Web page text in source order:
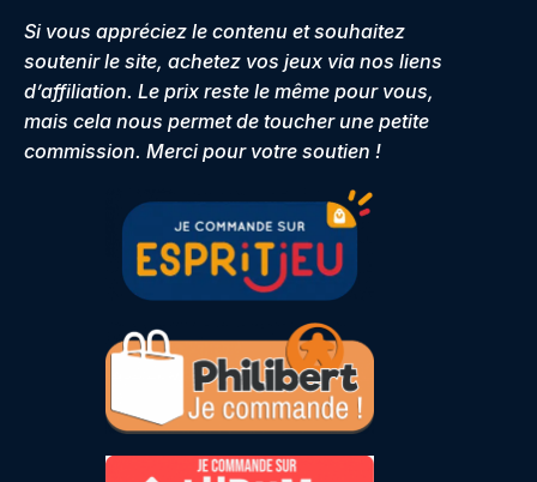
Si vous appréciez le contenu et souhaitez
soutenir le site, achetez vos jeux via nos liens
d’affiliation. Le prix reste le même pour vous,
mais cela nous permet de toucher une petite
commission. Merci pour votre soutien !